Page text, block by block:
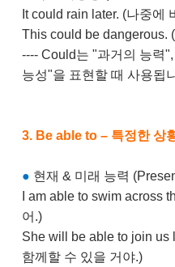
It could rain later. (나중에
This could be dangerous.
---- Could는 "과거의 능력
능성"을 표현할 때 사용됩
3. Be able to – 특정한 상
● 현재 & 미래 능력
I am able to swim across
어.)
She will be able to join us
함께할 수 있을 거야.)